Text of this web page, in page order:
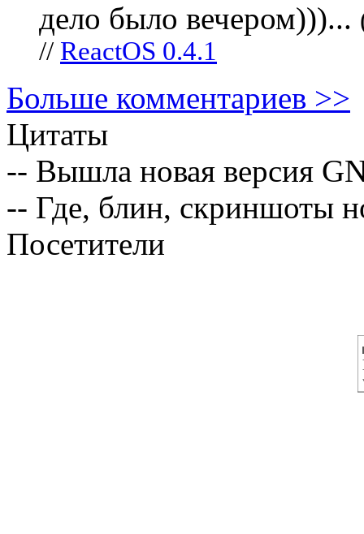
дело было вечером)))...
// ReactOS 0.4.1
Больше комментариев >>
Цитаты
-- Вышла новая версия
-- Где, блин, скриншоты
Посетители